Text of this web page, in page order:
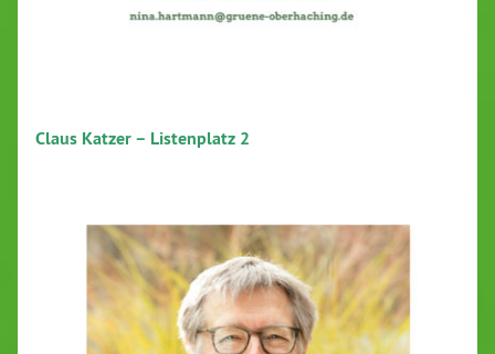
Claus Katzer – Listenplatz 2